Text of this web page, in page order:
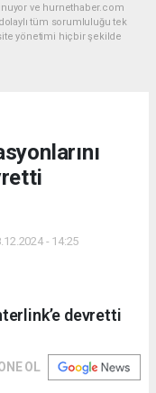
ve hurnethaber.com
tüm sorumluluğu tek
yönetimi hiçbir şekilde
- 14:25
devretti
OL